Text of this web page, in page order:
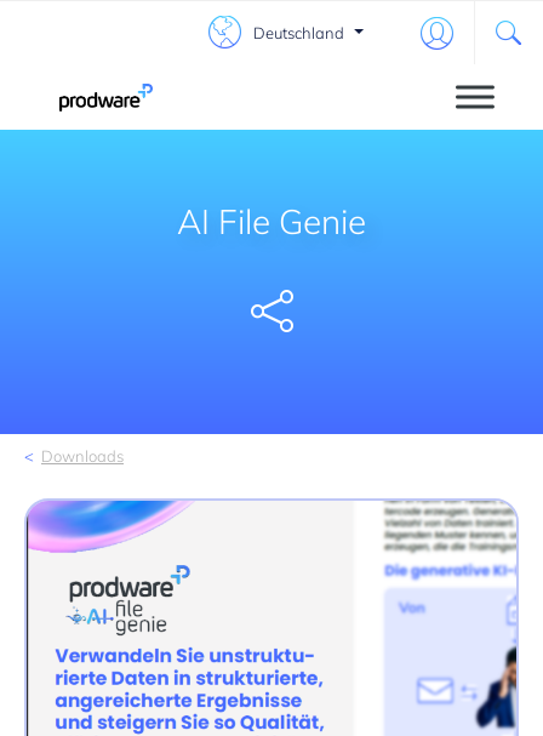
Deutschland
AI File Genie
Downloads